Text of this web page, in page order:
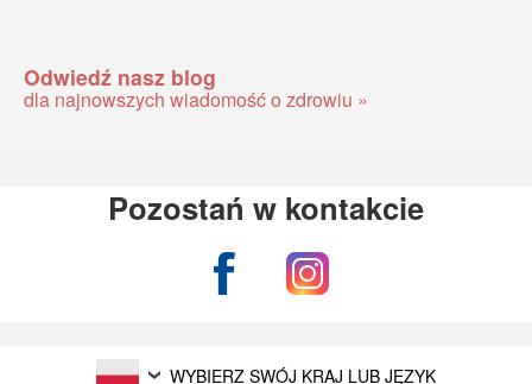
Odwiedź nasz blog
dla najnowszych wiadomość o zdrowiu »
Pozostań w kontakcie
WYBIERZ SWÓJ KRAJ LUB JĘZYK